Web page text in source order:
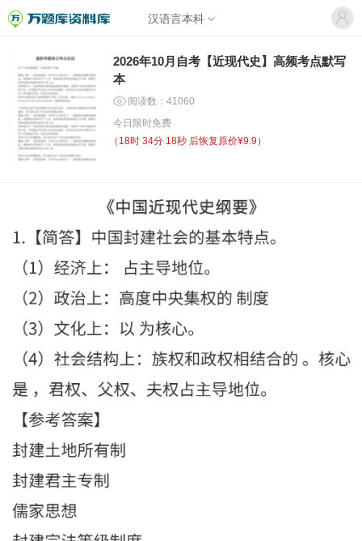
汉语言本科
2026年10月自考【近现代史】高频考点默写
本
阅读数：41060
今日限时免费
（ 18时 34分 18秒 后恢复原价¥9.9）